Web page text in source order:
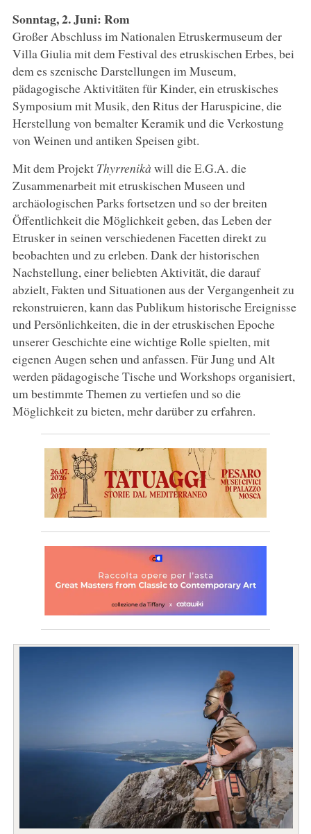
Sonntag, 2. Juni: Rom
Großer Abschluss im Nationalen Etruskermuseum der
Villa Giulia mit dem Festival des etruskischen Erbes, bei
dem es szenische Darstellungen im Museum,
pädagogische Aktivitäten für Kinder, ein etruskisches
Symposium mit Musik, den Ritus der Haruspicine, die
Herstellung von bemalter Keramik und die Verkostung
von Weinen und antiken Speisen gibt.
Mit dem Projekt Thyrrenikà will die E.G.A. die
Zusammenarbeit mit etruskischen Museen und
archäologischen Parks fortsetzen und so der breiten
Öffentlichkeit die Möglichkeit geben, das Leben der
Etrusker in seinen verschiedenen Facetten direkt zu
beobachten und zu erleben. Dank der historischen
Nachstellung, einer beliebten Aktivität, die darauf
abzielt, Fakten und Situationen aus der Vergangenheit zu
rekonstruieren, kann das Publikum historische Ereignisse
und Persönlichkeiten, die in der etruskischen Epoche
unserer Geschichte eine wichtige Rolle spielten, mit
eigenen Augen sehen und anfassen. Für Jung und Alt
werden pädagogische Tische und Workshops organisiert,
um bestimmte Themen zu vertiefen und so die
Möglichkeit zu bieten, mehr darüber zu erfahren.